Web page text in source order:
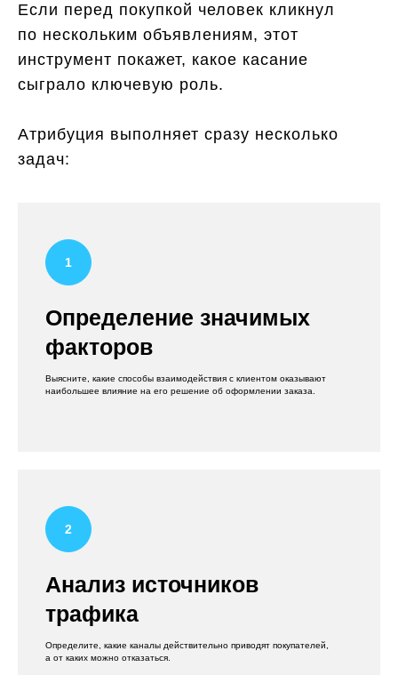
Если перед покупкой человек кликнул
по нескольким объявлениям, этот
инструмент покажет, какое касание
сыграло ключевую роль.
Атрибуция выполняет сразу несколько
задач:
Определение значимых
факторов
Выясните, какие способы взаимодействия с клиентом оказывают
наибольшее влияние на его решение об оформлении заказа.
Анализ источников
трафика
Определите, какие каналы действительно приводят покупателей,
а от каких можно отказаться.